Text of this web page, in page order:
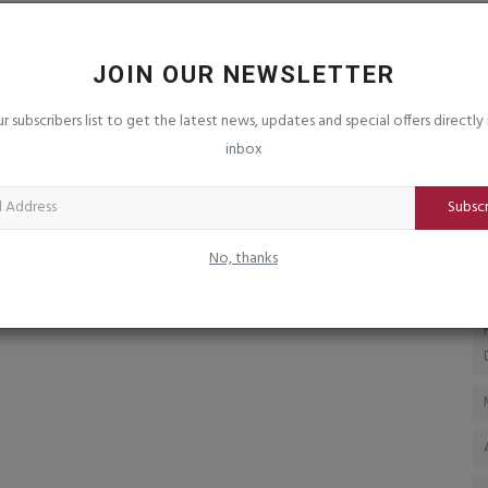
JOIN OUR NEWSLETTER
subscribers list to get the latest news, updates and special offers directly
inbox
No, thanks
દારૂહવે ઈરાક ઉપર અમેરીકા-સાઉદી અરબનો
saurashtrabhoomi Jul 29, 2026 0